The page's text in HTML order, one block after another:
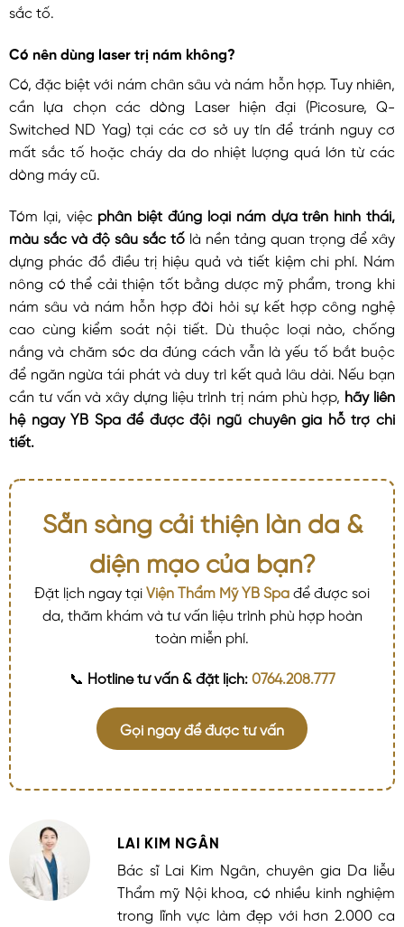
sắc tố.
Có nên dùng laser trị nám không?
Có, đặc biệt với nám chân sâu và nám hỗn hợp. Tuy nhiên,
cần lựa chọn các dòng Laser hiện đại (Picosure, Q-
Switched ND Yag) tại các cơ sở uy tín để tránh nguy cơ
mất sắc tố hoặc cháy da do nhiệt lượng quá lớn từ các
dòng máy cũ.
Tóm lại, việc phân biệt đúng loại nám dựa trên hình thái,
màu sắc và độ sâu sắc tố là nền tảng quan trọng để xây
dựng phác đồ điều trị hiệu quả và tiết kiệm chi phí. Nám
nông có thể cải thiện tốt bằng dược mỹ phẩm, trong khi
nám sâu và nám hỗn hợp đòi hỏi sự kết hợp công nghệ
cao cùng kiểm soát nội tiết. Dù thuộc loại nào, chống
nắng và chăm sóc da đúng cách vẫn là yếu tố bắt buộc
để ngăn ngừa tái phát và duy trì kết quả lâu dài. Nếu bạn
cần tư vấn và xây dựng liệu trình trị nám phù hợp, hãy liên
hệ ngay YB Spa để được đội ngũ chuyên gia hỗ trợ chi
tiết.
Sẵn sàng cải thiện làn da &
diện mạo của bạn?
Đặt lịch ngay tại Viện Thẩm Mỹ YB Spa để được soi
da, thăm khám và tư vấn liệu trình phù hợp hoàn
toàn miễn phí.
📞 Hotline tư vấn & đặt lịch: 0764.208.777
Gọi ngay để được tư vấn
LAI KIM NGÂN
Bác sĩ Lai Kim Ngân, chuyên gia Da liễu
Thẩm mỹ Nội khoa, có nhiều kinh nghiệm
trong lĩnh vực làm đẹp với hơn 2.000 ca